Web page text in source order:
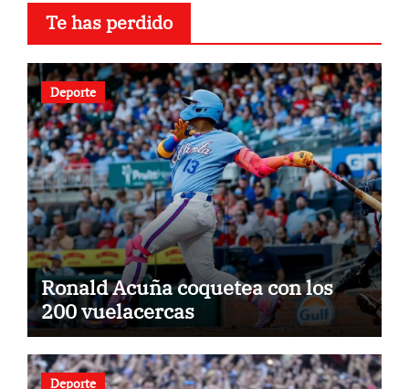
Te has perdido
Deporte
Ronald Acuña coquetea con los
200 vuelacercas
Deporte